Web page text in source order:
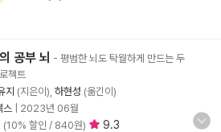
공부 뇌 - 평범한 뇌도 탁월하게 만드는 두
젝트
지 (지은이), 하현성 (옮긴이)
스
2023년 06월
(10% 할인 / 840원) 9.3